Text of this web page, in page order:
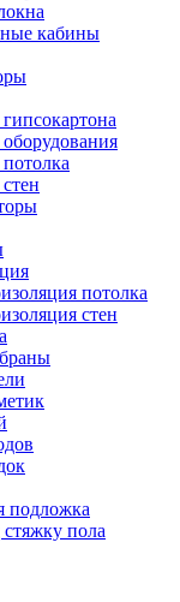
кабины
потолка
стен
подложка
пола